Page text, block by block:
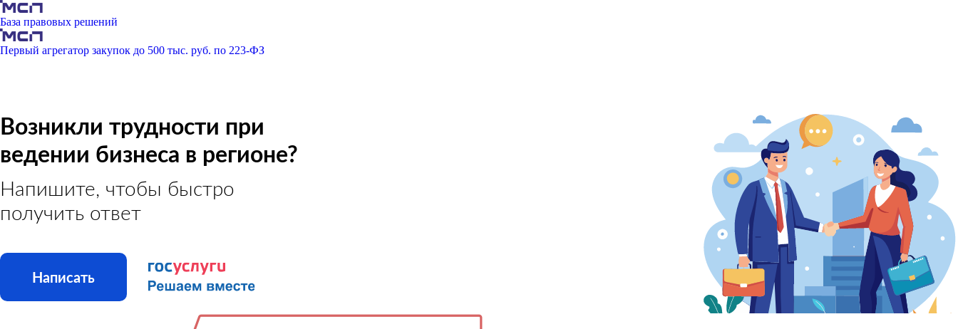
База правовых решений
Первый агрегатор закупок до 500 тыс. руб. по 223-ФЗ
Возникли трудности при
ведении бизнеса в регионе?
Напишите, чтобы быстро
получить ответ
Написать